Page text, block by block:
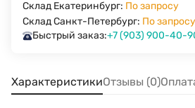
Склад Екатеринбург: По запросу
Склад Санкт-Петербург: По запросу
Быстрый заказ:+7 (903) 900-40-
ХарактеристикиОтзывы (0)